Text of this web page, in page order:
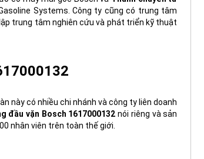
Systems. Công ty cũng có trung tâm
trung tâm nghiên cứu và phát triển kỹ thuật
này có nhiều chi nhánh và công ty liên doanh
đầu vặn Bosch 1617000132 nói riêng và sản
nhân viên trên toàn thế giới.